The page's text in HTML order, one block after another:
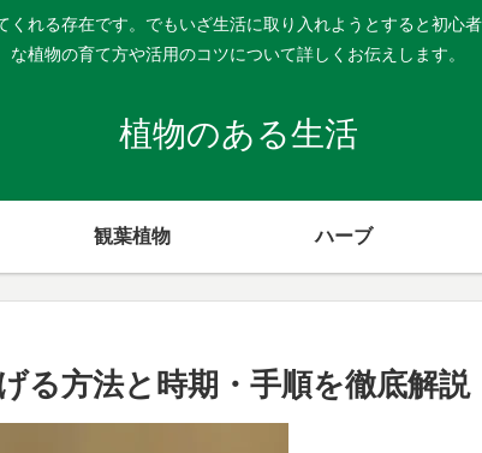
れる存在です。でもいざ生活に取り入れようとすると初心
な植物の育て方や活用のコツについて詳しくお伝えします。
植物のある生活
観葉植物 ハーブ
る方法と時期・手順を徹底解説